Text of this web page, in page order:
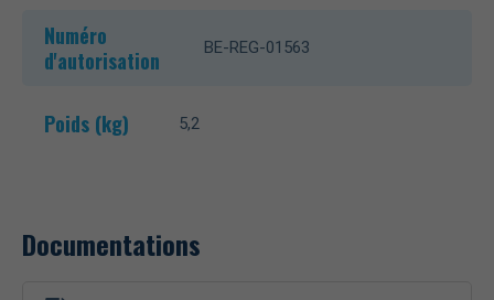
Numéro
d'autorisation
BE-REG-01563
Poids (kg) 5,2
Documentations